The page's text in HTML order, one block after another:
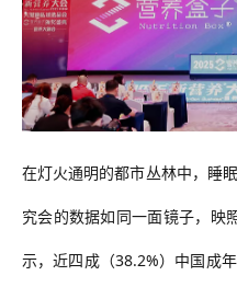
在灯火通明的都市丛林中，睡
究会的数据如同一面镜子，
示，近四成（38.2%）中国成